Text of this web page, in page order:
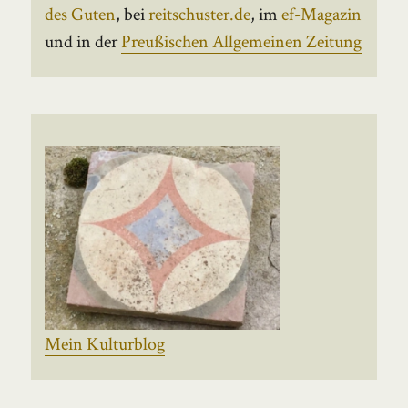
des Guten, beireitschuster.de, imef-Magazin
und in derPreußischen Allgemeinen Zeitung
Mein Kulturblog